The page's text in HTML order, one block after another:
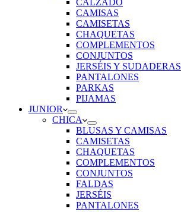
CALZADO
CAMISAS
CAMISETAS
CHAQUETAS
COMPLEMENTOS
CONJUNTOS
JERSÉIS Y SUDADERAS
PANTALONES
PARKAS
PIJAMAS
JUNIOR
CHICA
BLUSAS Y CAMISAS
CAMISETAS
CHAQUETAS
COMPLEMENTOS
CONJUNTOS
FALDAS
JERSÉIS
PANTALONES